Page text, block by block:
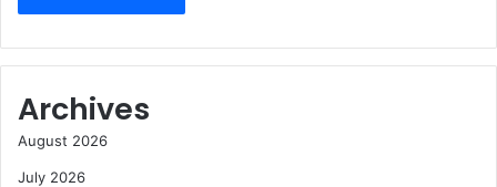
Archives
August 2026
July 2026